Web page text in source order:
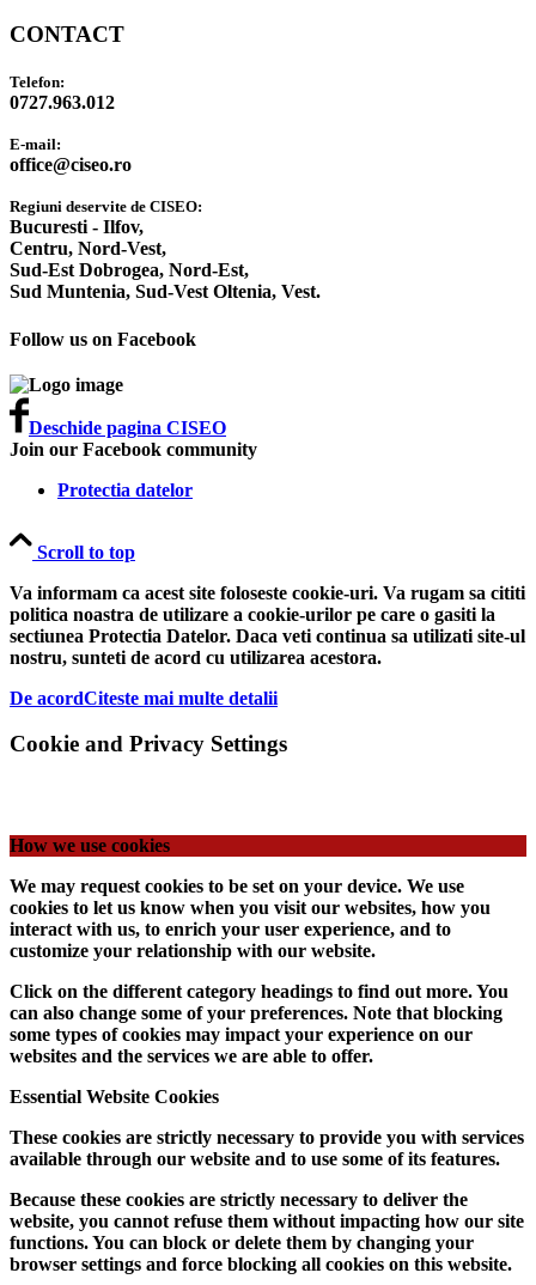
CONTACT
Telefon:
0727.963.012
E-mail:
office@ciseo.ro
Regiuni deservite de CISEO:
Bucuresti - Ilfov,
Centru, Nord-Vest,
Sud-Est Dobrogea, Nord-Est,
Sud Muntenia, Sud-Vest Oltenia, Vest.
Follow us on Facebook
Deschide pagina CISEO
Join our Facebook community
Protectia datelor
Scroll to top
Va informam ca acest site foloseste cookie-uri. Va rugam sa cititi
politica noastra de utilizare a cookie-urilor pe care o gasiti la
sectiunea Protectia Datelor. Daca veti continua sa utilizati site-ul
nostru, sunteti de acord cu utilizarea acestora.
De acordCiteste mai multe detalii
Cookie and Privacy Settings
How we use cookies
We may request cookies to be set on your device. We use
cookies to let us know when you visit our websites, how you
interact with us, to enrich your user experience, and to
customize your relationship with our website.
Click on the different category headings to find out more. You
can also change some of your preferences. Note that blocking
some types of cookies may impact your experience on our
websites and the services we are able to offer.
Essential Website Cookies
These cookies are strictly necessary to provide you with services
available through our website and to use some of its features.
Because these cookies are strictly necessary to deliver the
website, you cannot refuse them without impacting how our site
functions. You can block or delete them by changing your
browser settings and force blocking all cookies on this website.